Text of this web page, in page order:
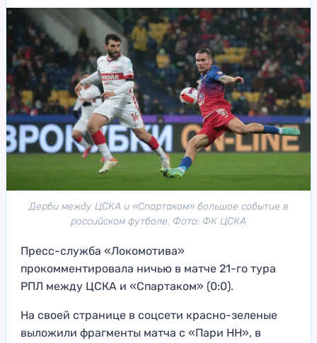
Дерби между ЦСКА и «Спартаком» большое событие в
российском футболе. Фото: ФК ЦСКА
Пресс-служба «Локомотива»
прокомментировала ничью в матче 21-го тура
РПЛ между ЦСКА и «Спартаком» (0:0).
На своей странице в соцсети красно-зеленые
выложили фрагменты матча с «Пари НН», в